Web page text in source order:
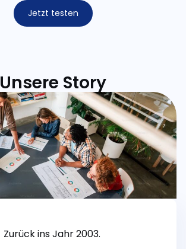
Jetzt testen
Unsere Story
Zurück ins Jahr 2003.